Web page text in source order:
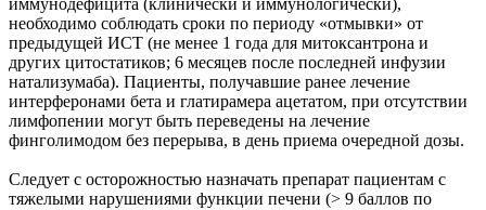
необходимо соблюдать сроки по периоду «отмывки» от
предыдущей ИСТ (не менее 1 года для митоксантрона и
других цитостатиков; 6 месяцев после последней инфузии
натализумаба). Пациенты, получавшие ранее лечение
интерферонами бета и глатирамера ацетатом, при отсутствии
лимфопении могут быть переведены на лечение
финголимодом без перерыва, в день приема очередной дозы.
Следует с осторожностью назначать препарат пациентам с
тяжелыми нарушениями функции печени (> 9 баллов по